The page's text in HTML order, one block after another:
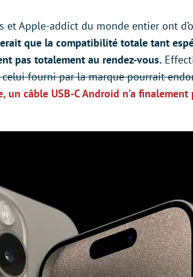
et Apple-addict du monde entier ont
que la compatibilité totale tant
pas totalement au rendez-vous.
celui fourni par la marque pourrait
un câble USB-C Android n’a